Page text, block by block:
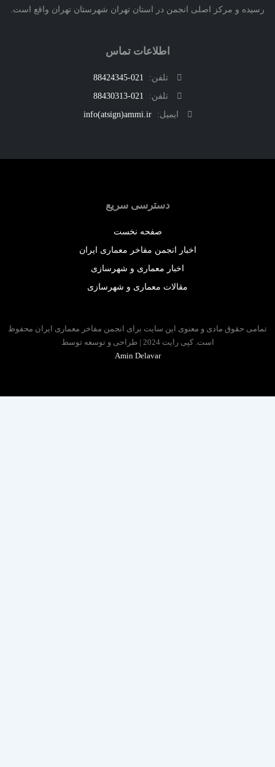
و مرکز اصلی انجمن در استان تهران شهرستان تهران واقع است.
اطلاعات تماس
تلفن:
021-88424345
تلفن:
021-88430313
ایمیل:
info(atsign)ammi.ir
دسترسی سریع
صفحه نخست
اخبار انجمن مفاخر معماری ایران
اخبار معماری و شهرسازی
مقالات معماری و شهرسازی
حقوق مادی و معنوی این سایت برای انجمن مفاخر معماری ایران محفوظ
است. کپی رایت 2024 | طراحی و توسعه توسط
Amin Delavar